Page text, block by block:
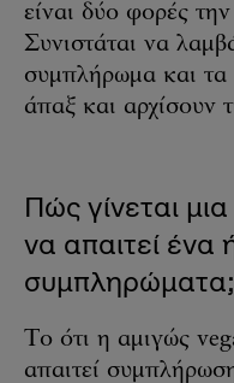
είναι δύο φορές
Συνιστάται να
συμπλήρωμα και
άπαξ και αρχίσουν
Πώς γίνεται
να απαιτεί ένα
συμπληρώματα;
Το ότι η αμιγώς
απαιτεί